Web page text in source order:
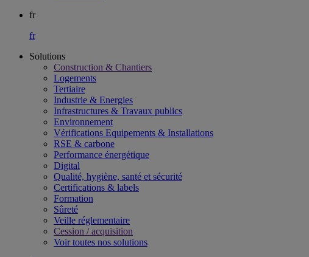
fr
fr
Solutions
Construction & Chantiers
Logements
Tertiaire​
Industrie & Energies
Infrastructures & Travaux publics​
Environnement​
Vérifications Equipements & Installations​
RSE & carbone​
Performance énergétique​
Digital
Qualité, hygiène, santé et sécurité​
Certifications & labels​
Formation​
Sûreté​
Veille réglementaire
Cession / acquisition​
Voir toutes nos solutions